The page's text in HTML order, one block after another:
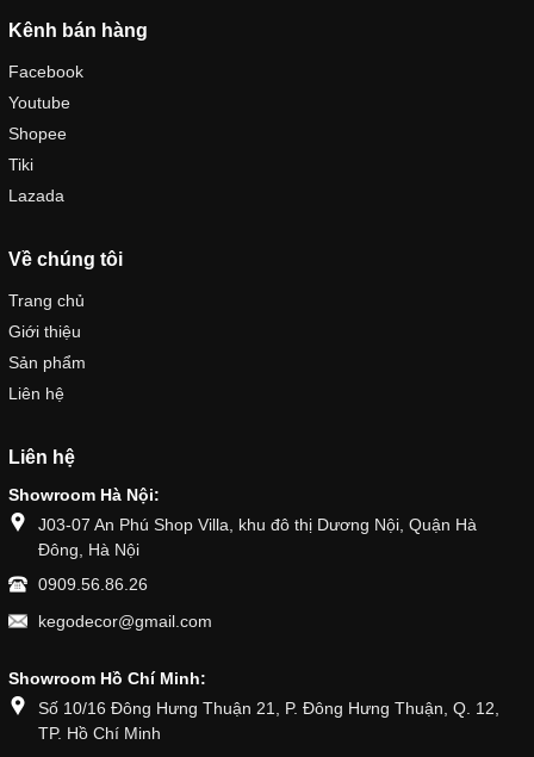
Kênh bán hàng
Facebook
Youtube
Shopee
Tiki
Lazada
Về chúng tôi
Trang chủ
Giới thiệu
Sản phẩm
Liên hệ
Liên hệ
Showroom Hà Nội:
J03-07 An Phú Shop Villa, khu đô thị Dương Nội, Quận Hà
Đông, Hà Nội
0909.56.86.26
kegodecor@gmail.com
Showroom Hồ Chí Minh:
Số 10/16 Đông Hưng Thuận 21, P. Đông Hưng Thuận, Q. 12,
TP. Hồ Chí Minh